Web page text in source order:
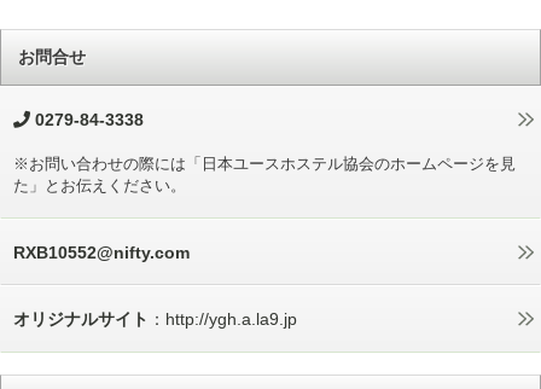
お問合せ
0279-84-3338
※お問い合わせの際には「日本ユースホステル協会のホームページを見
た」とお伝えください。
RXB10552@nifty.com
オリジナルサイト ：http://ygh.a.la9.jp